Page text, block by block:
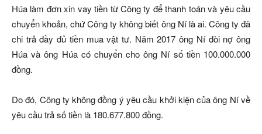
Húa làm đơn xin vay tiền từ Công ty để thanh toán và yêu cầu
chuyển khoản, chứ Công ty không biết ông Ní là ai. Công ty đã
chi trả đầy đủ tiền mua vật tư. Năm 2017 ông Ní đòi nợ ông
Húa và ông Húa có chuyển cho ông Ní số tiền 100.000.000
đồng.
Do đó, Công ty không đồng ý yêu cầu khởi kiện của ông Ní về
yêu cầu trả số tiền là 180.677.800 đồng.